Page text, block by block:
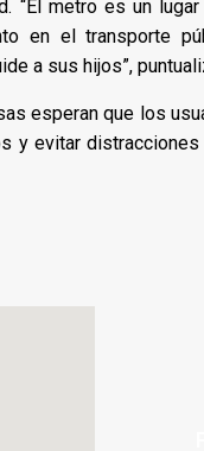
“El metro es un
en el transporte
a sus hijos”,
esperan que los
y evitar